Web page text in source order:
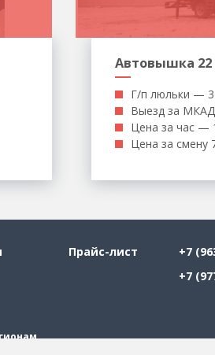
Автовышка 22
Г/п люльки —
Выезд за
Цена за час —
Цена за смену
Прайс-лист
+7
+7